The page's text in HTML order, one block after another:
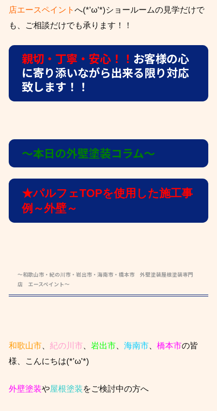
店エースペイント へ(*’ω’*)ショールームの見学だけで
も、ご相談だけでも承ります！！
親切・丁寧・安心！！ お客様の心
に寄り添いながら出来る限り対応
致します！！
〜本日の外壁塗装コラム〜
★パルフェTOPを使用した施工事
例～外壁～
～和歌山市・紀の川市・岩出市・海南市・橋本市 外壁塗装屋根塗装専門
店 エースペイント～
和歌山市、 紀の川市、 岩出市、 海南市、 橋本市の皆
様、こんにちは(*’ω’*)
外壁塗装や屋根塗装をご検討中の方へ